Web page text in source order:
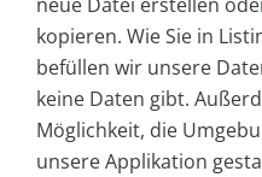
kopieren. Wie Sie in
befüllen wir unsere
keine Daten gibt.
Möglichkeit, die
unsere Applikation